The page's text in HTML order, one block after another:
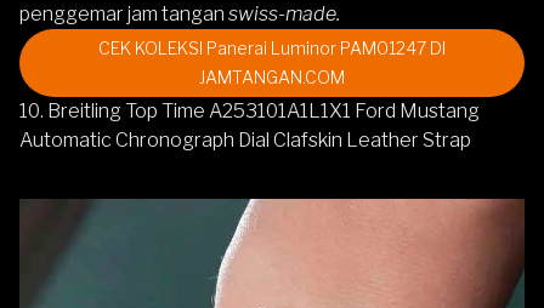
penggemar jam tangan swiss-made.
CEK KOLEKSI Panerai Luminor PAM01247 DI
JAMTANGAN.COM
10. Breitling Top Time A253101A1L1X1 Ford Mustang
Automatic Chronograph Dial Clafskin Leather Strap